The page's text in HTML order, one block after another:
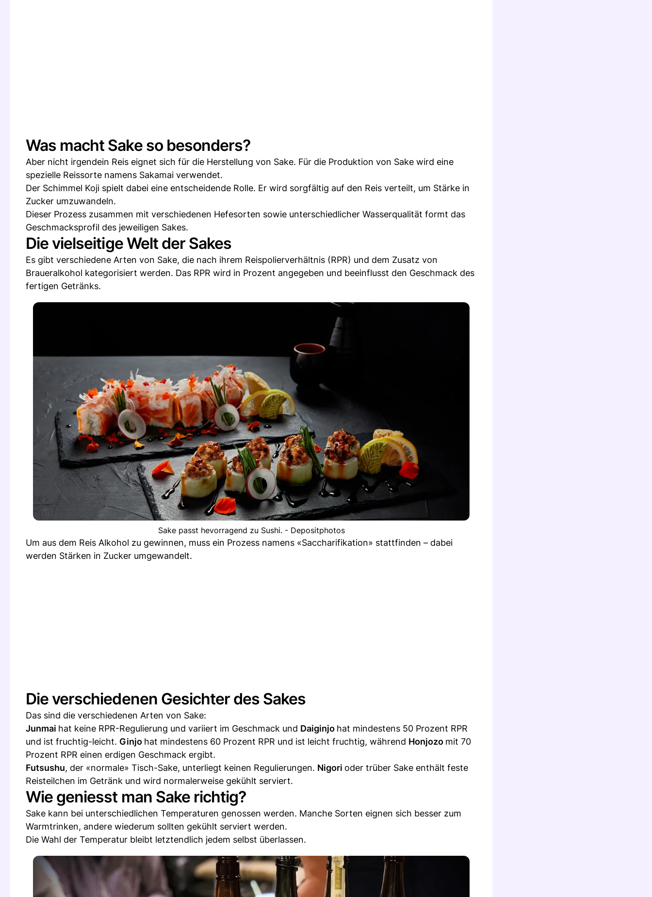
Was macht Sake so besonders?
Aber nicht irgendein Reis eignet sich für die Herstellung von Sake. Für die Produktion von Sake wird eine
spezielle Reissorte namens Sakamai verwendet.
Der Schimmel Koji spielt dabei eine entscheidende Rolle. Er wird sorgfältig auf den Reis verteilt, um Stärke in
Zucker umzuwandeln.
Dieser Prozess zusammen mit verschiedenen Hefesorten sowie unterschiedlicher Wasserqualität formt das
Geschmacksprofil des jeweiligen Sakes.
Die vielseitige Welt der Sakes
Es gibt verschiedene Arten von Sake, die nach ihrem Reispolierverhältnis (RPR) und dem Zusatz von
Braueralkohol kategorisiert werden. Das RPR wird in Prozent angegeben und beeinflusst den Geschmack des
fertigen Getränks.
Sake passt hevorragend zu Sushi. - Depositphotos
Um aus dem Reis Alkohol zu gewinnen, muss ein Prozess namens «Saccharifikation» stattfinden – dabei
werden Stärken in Zucker umgewandelt.
Die verschiedenen Gesichter des Sakes
Das sind die verschiedenen Arten von Sake:
Junmai hat keine RPR-Regulierung und variiert im Geschmack und Daiginjo hat mindestens 50 Prozent RPR
und ist fruchtig-leicht. Ginjo hat mindestens 60 Prozent RPR und ist leicht fruchtig, während Honjozo mit 70
Prozent RPR einen erdigen Geschmack ergibt.
Futsushu, der «normale» Tisch-Sake, unterliegt keinen Regulierungen. Nigori oder trüber Sake enthält feste
Reisteilchen im Getränk und wird normalerweise gekühlt serviert.
Wie geniesst man Sake richtig?
Sake kann bei unterschiedlichen Temperaturen genossen werden. Manche Sorten eignen sich besser zum
Warmtrinken, andere wiederum sollten gekühlt serviert werden.
Die Wahl der Temperatur bleibt letztendlich jedem selbst überlassen.